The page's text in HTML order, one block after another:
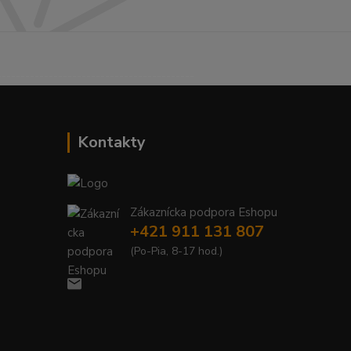
Kontakty
Zákaznícka podpora Eshopu
+421 911 131 807
(Po-Pia, 8-17 hod.)